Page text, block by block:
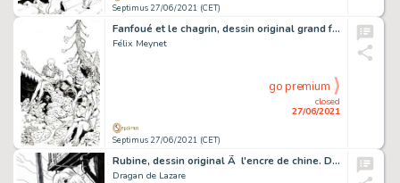
Septimus 27/06/2021 (CET)
Fanfoué et le chagrin, dessin original grand format Ã …
Félix Meynet
Septimus 27/06/2021 (CET)
closed
27/06/2021
go premium
Rubine, dessin original Ã l'encre de chine. Dimensions…
Dragan de Lazare